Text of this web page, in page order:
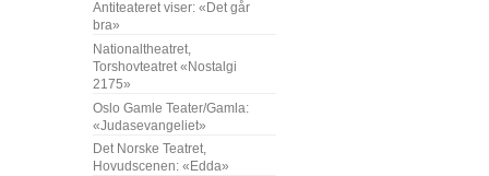
Antiteateret viser: «Det går
bra»
Nationaltheatret,
Torshovteatret «Nostalgi
2175»
Oslo Gamle Teater/Gamla:
«Judasevangeliet»
Det Norske Teatret,
Hovudscenen: «Edda»